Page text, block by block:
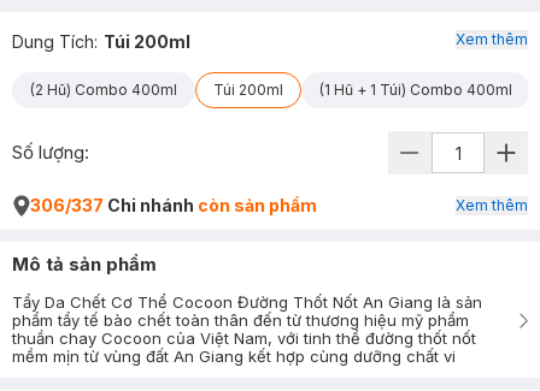
Dung Tích: Túi 200ml
(2 Hũ) Combo 400ml Túi 200ml (1 Hũ + 1 Túi) Combo 400ml
Xem thêm
Số lượng:
306/337 Chi nhánh còn sản phẩm Xem thêm
Mô tả sản phẩm
Tẩy Da Chết Cơ Thể Cocoon Đường Thốt Nốt An Giang là sản
phẩm tẩy tế bào chết toàn thân đến từ thương hiệu mỹ phẩm
thuần chay Cocoon của Việt Nam, với tinh thể đường thốt nốt
mềm mịn từ vùng đất An Giang kết hợp cùng dưỡng chất vi